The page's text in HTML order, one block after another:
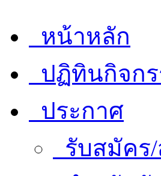
หน้าหลัก
ปฏิทินกิจก
ประกาศ
รับสมัคร